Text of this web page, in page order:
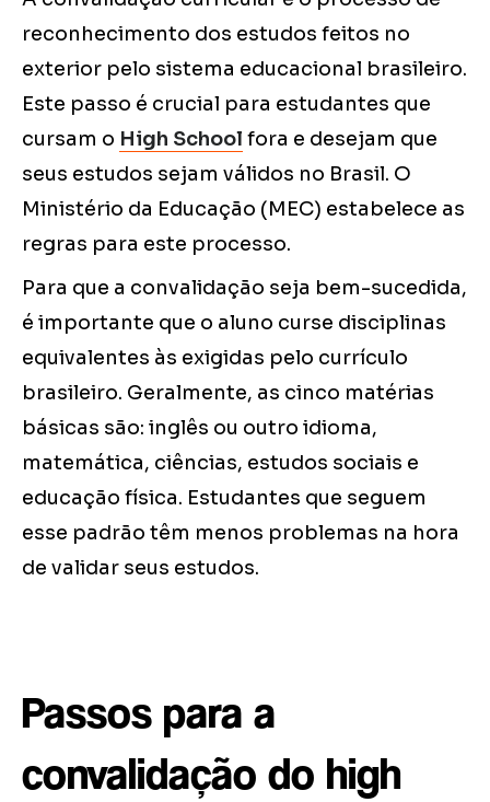
reconhecimento dos estudos feitos no
exterior pelo sistema educacional brasileiro.
Este passo é crucial para estudantes que
cursam o High School fora e desejam que
seus estudos sejam válidos no Brasil. O
Ministério da Educação (MEC) estabelece as
regras para este processo.
Para que a convalidação seja bem-sucedida,
é importante que o aluno curse disciplinas
equivalentes às exigidas pelo currículo
brasileiro. Geralmente, as cinco matérias
básicas são: inglês ou outro idioma,
matemática, ciências, estudos sociais e
educação física. Estudantes que seguem
esse padrão têm menos problemas na hora
de validar seus estudos.
Passos para a
convalidação do high